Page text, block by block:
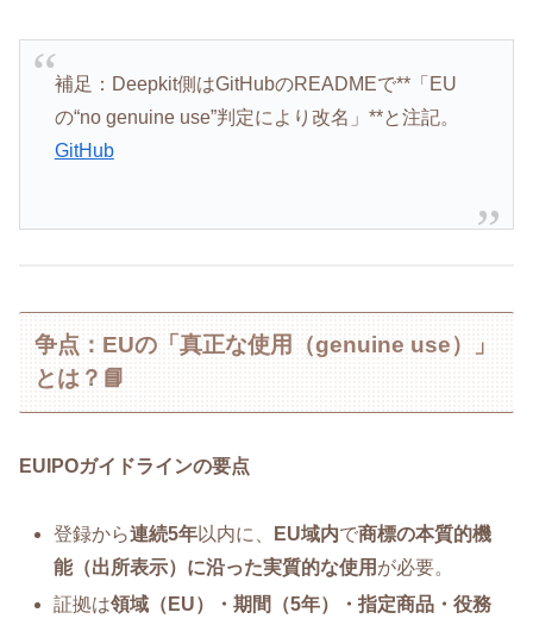
補足：Deepkit側はGitHubのREADMEで**「EU
の“no genuine use”判定により改名」**と注記。
GitHub
争点：EUの「真正な使用（genuine use）」
とは？📘
EUIPOガイドラインの要点
登録から連続5年以内に、 EU域内で商標の本質的機
能（出所表示）に沿った実質的な使用 が必要。
証拠は領域（EU）・期間（5年）・指定商品・役務